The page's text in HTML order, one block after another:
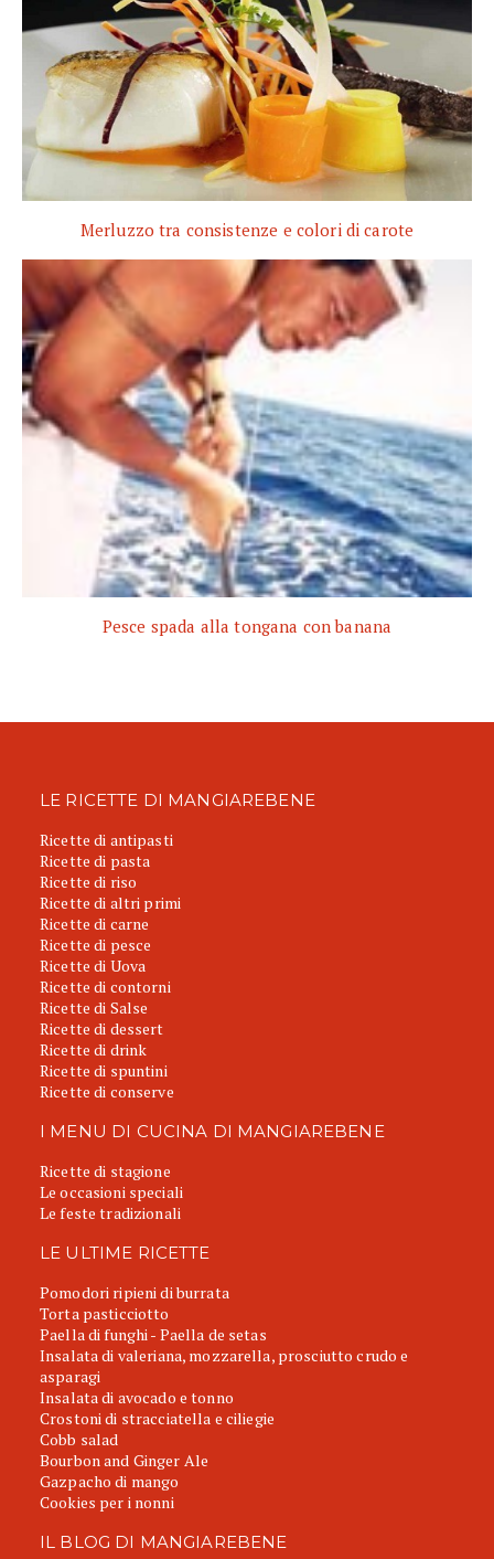
Merluzzo tra consistenze e colori di carote
Pesce spada alla tongana con banana
LE RICETTE DI MANGIAREBENE
Ricette di antipasti
Ricette di pasta
Ricette di riso
Ricette di altri primi
Ricette di carne
Ricette di pesce
Ricette di Uova
Ricette di contorni
Ricette di Salse
Ricette di dessert
Ricette di drink
Ricette di spuntini
Ricette di conserve
I MENU DI CUCINA DI MANGIAREBENE
Ricette di stagione
Le occasioni speciali
Le feste tradizionali
LE ULTIME RICETTE
Pomodori ripieni di burrata
Torta pasticciotto
Paella di funghi - Paella de setas
Insalata di valeriana, mozzarella, prosciutto crudo e
asparagi
Insalata di avocado e tonno
Crostoni di stracciatella e ciliegie
Cobb salad
Bourbon and Ginger Ale
Gazpacho di mango
Cookies per i nonni
IL BLOG DI MANGIAREBENE